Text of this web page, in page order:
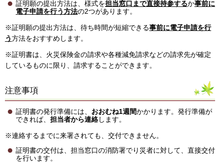
証明願の提出方法は、様式を担当窓口まで直接持参するか事前に
電子申請を行う方法の2つがあります。
※証明願の提出方法は、待ち時間が短縮できる事前に電子申請を行
う方法をおすすめします。
※証明書は、火災保険金の請求や各種減免請求などの請求先が確定
しているものに限り、請求することができます。
注意事項
証明書の発行準備には、 おおむね1週間かかります。発行準備が
できれば、 担当者から連絡します。
※連絡するまでに来署されても、交付できません。
証明書の交付は、担当窓口の消防署でり災者に対して、直接交付
を行います。